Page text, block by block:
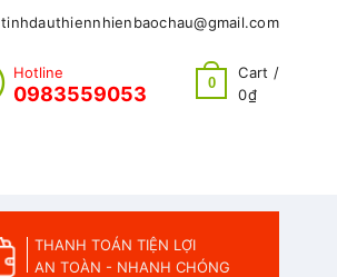
tinhdauthiennhienbaochau@gmail.com
Hotline
0983559053
Cart /
0₫
0
THANH TOÁN TIỆN LỢI
AN TOÀN - NHANH CHÓNG